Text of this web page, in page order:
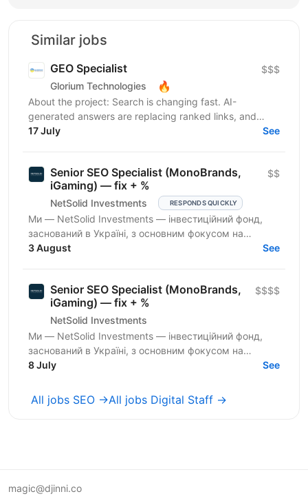
Similar jobs
GEO Specialist
Glorium Technologies 🔥
$$$
About the project: Search is changing fast. AI-
generated answers are replacing ranked links, and
brands that aren't visible inside those answers are
17 July See
Senior SEO Specialist (MonoBrands,
iGaming) — fix + %
NetSolid Investments RESPONDS QUICKLY
$$
Ми — NetSolid Investments — інвестиційний фонд,
заснований в Україні, з основним фокусом на
SMART-інвестиції. Наша екосистема — це простір,
3 August See
Senior SEO Specialist (MonoBrands,
iGaming) — fix + %
NetSolid Investments
$$$$
Ми — NetSolid Investments — інвестиційний фонд,
заснований в Україні, з основним фокусом на
SMART-інвестиції. Наша екосистема — це простір,
8 July See
All jobs SEO →All jobs Digital Staff →
magic@djinni.co